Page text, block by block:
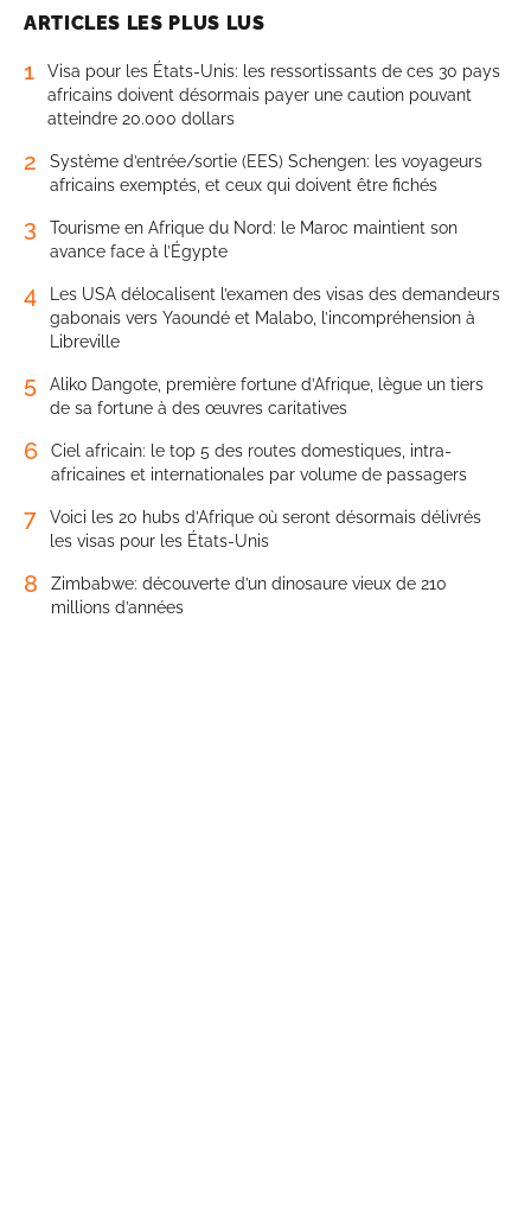
ARTICLES LES PLUS LUS
1
Visa pour les États-Unis: les ressortissants de ces 30 pays
africains doivent désormais payer une caution pouvant
atteindre 20.000 dollars
2
Système d’entrée/sortie (EES) Schengen: les voyageurs
africains exemptés, et ceux qui doivent être fichés
3
Tourisme en Afrique du Nord: le Maroc maintient son
avance face à l’Égypte
4
Les USA délocalisent l’examen des visas des demandeurs
gabonais vers Yaoundé et Malabo, l’incompréhension à
Libreville
5
Aliko Dangote, première fortune d’Afrique, lègue un tiers
de sa fortune à des œuvres caritatives
6
Ciel africain: le top 5 des routes domestiques, intra-
africaines et internationales par volume de passagers
7
Voici les 20 hubs d’Afrique où seront désormais délivrés
les visas pour les États-Unis
8
Zimbabwe: découverte d’un dinosaure vieux de 210
millions d’années